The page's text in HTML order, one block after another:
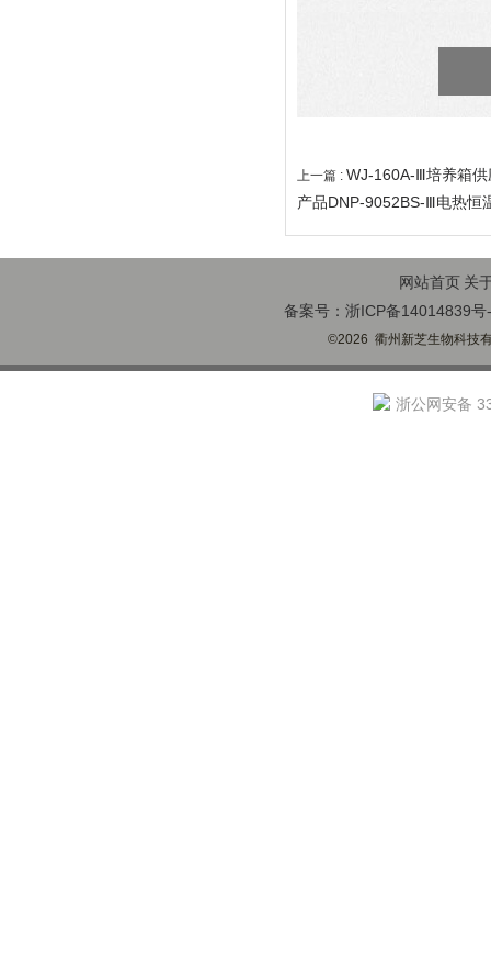
上一篇 : WJ-160A-Ⅲ培养箱
产品DNP-9052BS-Ⅲ电热恒
网站首页 关
备案号：浙ICP备14014839号
©2026 衢州新芝生物科技
浙公网安备